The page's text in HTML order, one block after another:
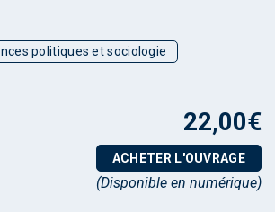
politiques et sociologie
22,00€
ACHETER L'OUVRAGE
(Disponible en numérique)